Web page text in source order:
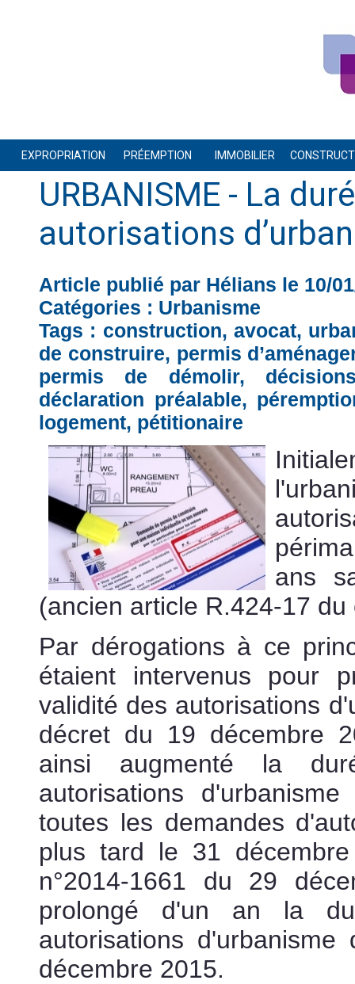
EXPROPRIATION PRÉEMPTION IMMOBILIER
URBANISME - La
autorisations
Article publié par Hélians le 10/
Catégories : Urbanisme
Tags : construction,avocat,
de construire, permis
permis de démolir,
déclaration préalable,
logement, pétitionaire
ans
(ancien article R.424-17
Par dérogations à ce
étaient intervenus pour
validité des autorisations
décret du 19 décembre
ainsi augmenté la
autorisations
toutes les demandes
plus tard le 31
n°2014-1661 du 29
prolongé d'un an la
autorisations
décembre 2015.